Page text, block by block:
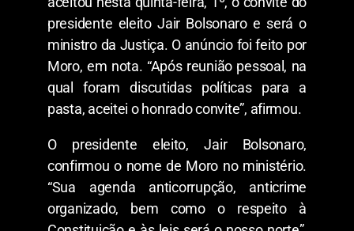
presidente eleito Jair Bolsonaro e será o
ministro da Justiça. O anúncio foi feito por
Moro, em nota. “Após reunião pessoal, na
qual foram discutidas políticas para a
pasta, aceitei o honrado convite”, afirmou.
O presidente eleito, Jair Bolsonaro,
confirmou o nome de Moro no ministério.
“Sua agenda anticorrupção, anticrime
organizado, bem como o respeito à